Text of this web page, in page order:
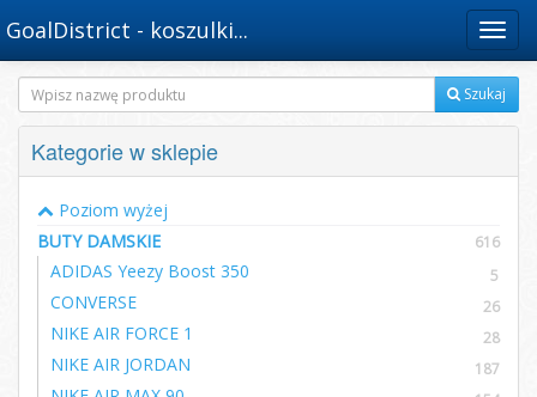
Menu
GoalDistrict - koszulki...
Szukaj
Kategorie w sklepie
Poziom wyżej
BUTY DAMSKIE
616
ADIDAS Yeezy Boost 350 5
CONVERSE 26
NIKE AIR FORCE 1 28
NIKE AIR JORDAN 187